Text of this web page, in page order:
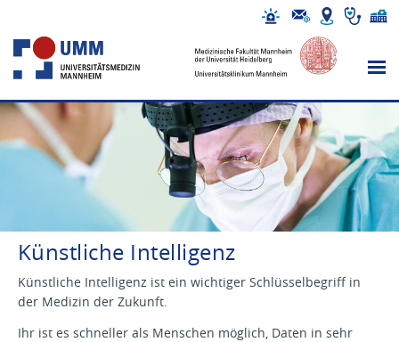
Künstliche Intelligenz
Künstliche Intelligenz ist ein wichtiger Schlüsselbegriff in
der Medizin der Zukunft.
Ihr ist es schneller als Menschen möglich, Daten in sehr